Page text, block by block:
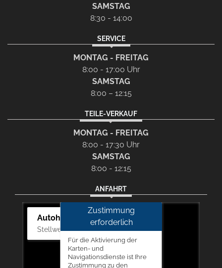
SAMSTAG
8:30 - 14:00
SERVICE
MONTAG - FREITAG
8:00 - 17:00 Uhr
SAMSTAG
8:00 – 12:15
TEILE-VERKAUF
MONTAG - FREITAG
8:00 - 17:30 Uhr
SAMSTAG
8:00 - 12:15
ANFAHRT
Autohaus Picker
Stellwerk 5, 57368 Lennestadt
Zustimmung
erforderlich
Für die Aktivierung der
Karten- und
Navigationsdienste ist Ihre
Zustimmung zu den